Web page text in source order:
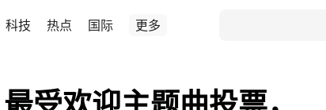
科技 热点 国际 更多